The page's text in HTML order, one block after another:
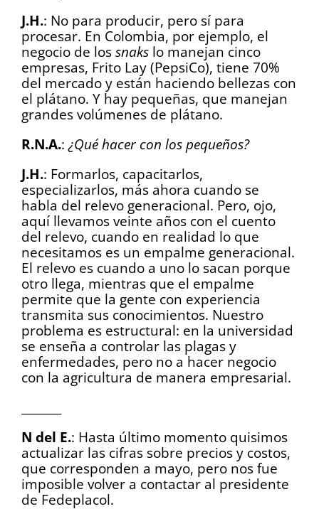
J.H.: No para producir, pero sí para
procesar. En Colombia, por ejemplo, el
negocio de los snaks lo manejan cinco
empresas, Frito Lay (PepsiCo), tiene 70%
del mercado y están haciendo bellezas con
el plátano. Y hay pequeñas, que manejan
grandes volúmenes de plátano.
R.N.A.: ¿Qué hacer con los pequeños?
J.H.: Formarlos, capacitarlos,
especializarlos, más ahora cuando se
habla del relevo generacional. Pero, ojo,
aquí llevamos veinte años con el cuento
del relevo, cuando en realidad lo que
necesitamos es un empalme generacional.
El relevo es cuando a uno lo sacan porque
otro llega, mientras que el empalme
permite que la gente con experiencia
transmita sus conocimientos. Nuestro
problema es estructural: en la universidad
se enseña a controlar las plagas y
enfermedades, pero no a hacer negocio
con la agricultura de manera empresarial.
N del E.: Hasta último momento quisimos
actualizar las cifras sobre precios y costos,
que corresponden a mayo, pero nos fue
imposible volver a contactar al presidente
de Fedeplacol.